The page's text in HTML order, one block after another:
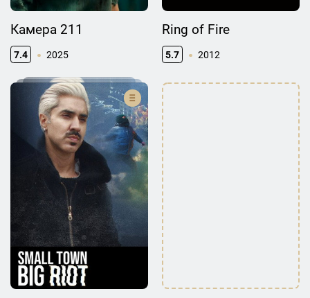
Камера 211
7.4 2025
Ring of Fire
5.7 2012